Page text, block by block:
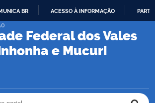
PARA
CONTEÚDO
BR ACESSO À INFORMAÇÃO
Federal dos Vales
e Mucuri